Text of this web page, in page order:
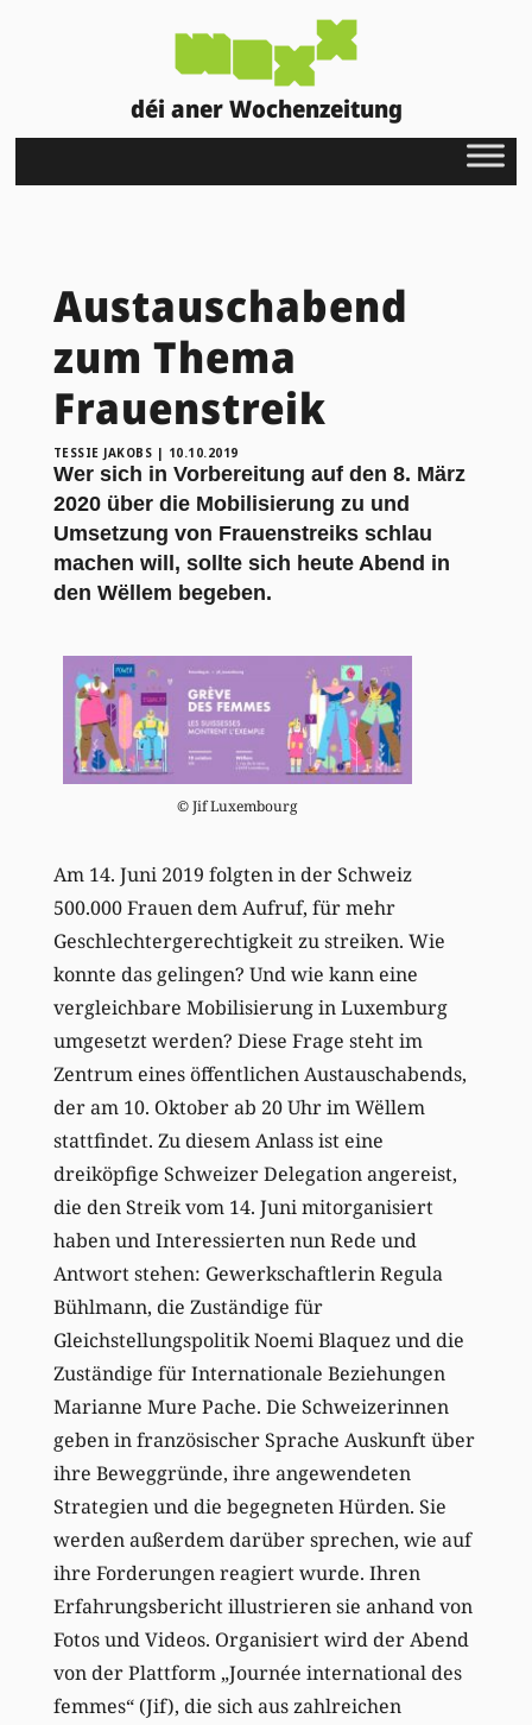
déi aner Wochenzeitung
Austauschabend
zum Thema
Frauenstreik
TESSIE JAKOBS | 10.10.2019
Wer sich in Vorbereitung auf den 8. März
2020 über die Mobilisierung zu und
Umsetzung von Frauenstreiks schlau
machen will, sollte sich heute Abend in
den Wëllem begeben.
© Jif Luxembourg
Am 14. Juni 2019 folgten in der Schweiz
500.000 Frauen dem Aufruf, für mehr
Geschlechtergerechtigkeit zu streiken. Wie
konnte das gelingen? Und wie kann eine
vergleichbare Mobilisierung in Luxemburg
umgesetzt werden? Diese Frage steht im
Zentrum eines öffentlichen Austauschabends,
der am 10. Oktober ab 20 Uhr im Wëllem
stattfindet. Zu diesem Anlass ist eine
dreiköpfige Schweizer Delegation angereist,
die den Streik vom 14. Juni mitorganisiert
haben und Interessierten nun Rede und
Antwort stehen: Gewerkschaftlerin Regula
Bühlmann, die Zuständige für
Gleichstellungspolitik Noemi Blaquez und die
Zuständige für Internationale Beziehungen
Marianne Mure Pache. Die Schweizerinnen
geben in französischer Sprache Auskunft über
ihre Beweggründe, ihre angewendeten
Strategien und die begegneten Hürden. Sie
werden außerdem darüber sprechen, wie auf
ihre Forderungen reagiert wurde. Ihren
Erfahrungsbericht illustrieren sie anhand von
Fotos und Videos. Organisiert wird der Abend
von der Plattform „Journée international des
femmes“ (Jif), die sich aus zahlreichen